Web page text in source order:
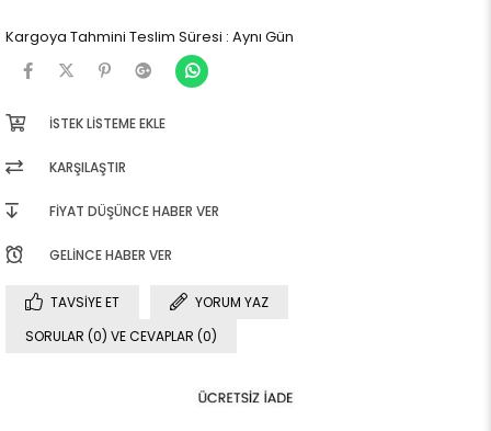
Kargoya Tahmini Teslim Süresi : Aynı Gün
İSTEK LISTEME EKLE
KARŞILAŞTIR
FIYAT DÜŞÜNCE HABER VER
GELINCE HABER VER
TAVSIYE ET
YORUM YAZ
SORULAR (0) VE CEVAPLAR (0)